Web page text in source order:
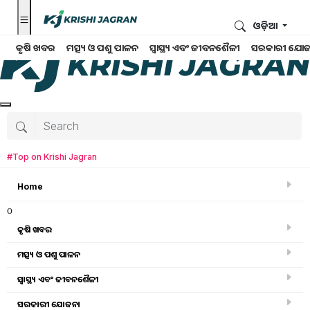
କୃଷି ଖବର ମତ୍ସ୍ୟ ଓ ପଶୁ ପାଳନ ସ୍ୱାସ୍ଥ୍ୟ ଏବଂ ଜୀବନଶୈଳୀ ସରକାରୀ
ଓଡ଼ିଆ
#Top on Krishi Jagran
Home
o
କୃଷି ଖବର
ମତ୍ସ୍ୟ ଓ ପଶୁ ପାଳନ
ସ୍ୱାସ୍ଥ୍ୟ ଏବଂ ଜୀବନଶୈଳୀ
ସରକାରୀ ଯୋଜନା
କୃଷି ବିଶ୍ବକୋଷ